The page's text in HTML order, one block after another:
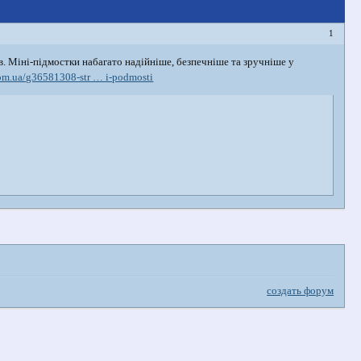
1
Міні-підмостки набагато надійніше, безпечніше та зручніше у
g36581308-str … i-podmosti
создать форум